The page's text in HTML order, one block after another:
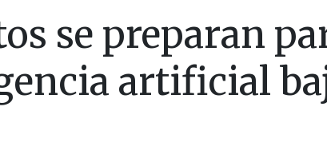
se preparan
artificial